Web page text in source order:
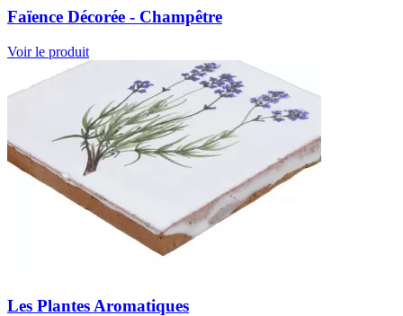
Faïence Décorée - Champêtre
Voir le produit
Les Plantes Aromatiques